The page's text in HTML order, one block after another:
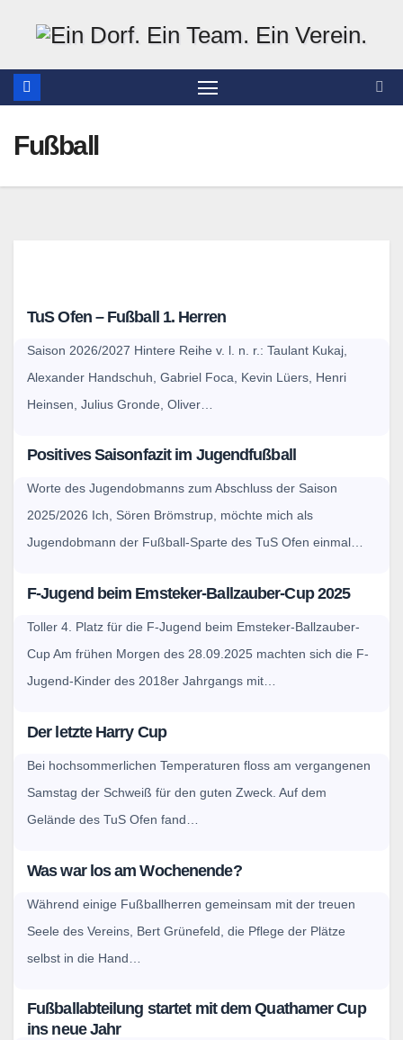
springen
Fußball
TuS Ofen – Fußball 1. Herren
Saison 2026/2027 Hintere Reihe v. l. n. r.: Taulant Kukaj,
Alexander Handschuh, Gabriel Foca, Kevin Lüers, Henri
Heinsen, Julius Gronde, Oliver…
Positives Saisonfazit im Jugendfußball
Worte des Jugendobmanns zum Abschluss der Saison
2025/2026 Ich, Sören Brömstrup, möchte mich als
Jugendobmann der Fußball-Sparte des TuS Ofen einmal…
F-Jugend beim Emsteker-Ballzauber-Cup 2025
Toller 4. Platz für die F-Jugend beim Emsteker-Ballzauber-
Cup Am frühen Morgen des 28.09.2025 machten sich die F-
Jugend-Kinder des 2018er Jahrgangs mit…
Der letzte Harry Cup
Bei hochsommerlichen Temperaturen floss am vergangenen
Samstag der Schweiß für den guten Zweck. Auf dem
Gelände des TuS Ofen fand…
Was war los am Wochenende?
Während einige Fußballherren gemeinsam mit der treuen
Seele des Vereins, Bert Grünefeld, die Pflege der Plätze
selbst in die Hand…
Fußballabteilung startet mit dem Quathamer Cup
ins neue Jahr